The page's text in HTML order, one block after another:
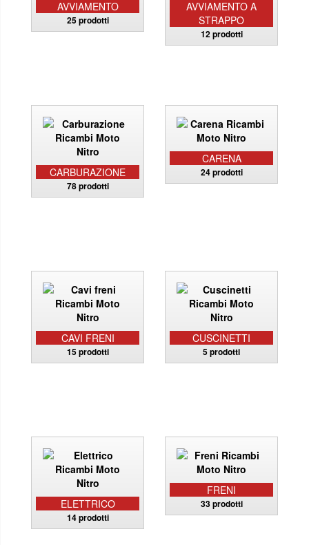
AVVIAMENTO
25 prodotti
AVVIAMENTO A
STRAPPO
12 prodotti
CARBURAZIONE
78 prodotti
CARENA
24 prodotti
CAVI FRENI
15 prodotti
CUSCINETTI
5 prodotti
ELETTRICO
14 prodotti
FRENI
33 prodotti